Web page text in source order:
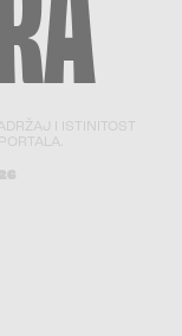
I ISTINITOST